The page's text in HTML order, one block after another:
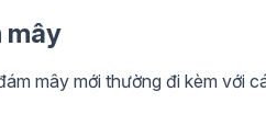
mây
mây mới thường đi kèm với